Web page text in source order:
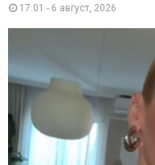
17:01 - 6 август, 2026